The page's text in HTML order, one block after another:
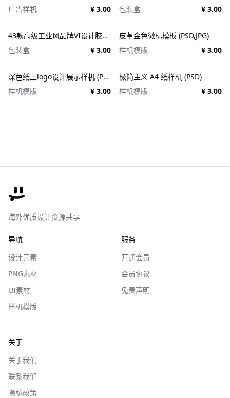
广告样机
¥ 3.00
包装盒
¥ 3.00
43款高级工业风品牌VI设计胶带包装纸盒名片信纸信封展示效果图PSD样机 Duct tape &#038; Box mockups
包装盒
¥ 3.00
皮革金色徽标模板 (PSD,JPG)
样机模版
¥ 3.00
深色纸上logo设计展示样机 (PSD)
样机模版
¥ 3.00
极简主义 A4 纸样机 (PSD)
样机模版
¥ 3.00
海外优质设计资源共享
导航
设计元素
PNG素材
UI素材
样机模版
服务
开通会员
会员协议
免责声明
关于
关于我们
联系我们
隐私政策